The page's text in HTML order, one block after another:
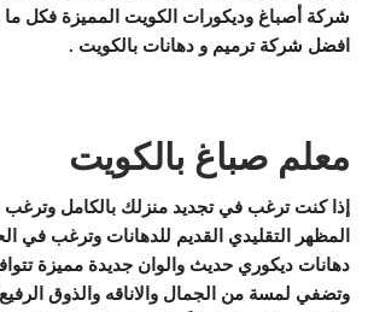
شركة أصباغ وديكورات الكويت المميزة فكل
افضل شركة ترميم و دهانات بالكويت .
معلم صباغ بالكويت
إذا كنت ترغب في تجديد منزلك بالكامل
المظهر التقليدي القديم للدهانات وترغب في
دهانات ديكوري حديث والوان جديدة مميزة
وتضفي لمسة من الجمال والاناقه والذوق